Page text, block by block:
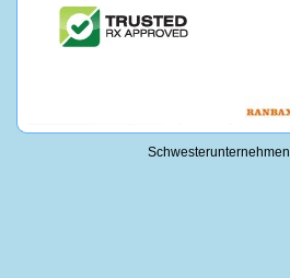
Schwesterunternehmen